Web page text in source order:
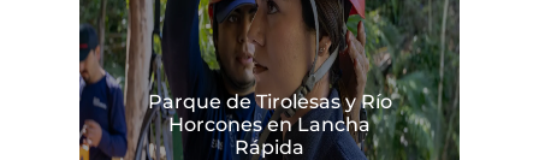
Parque de Tirolesas y Río
Horcones en Lancha
Rápida